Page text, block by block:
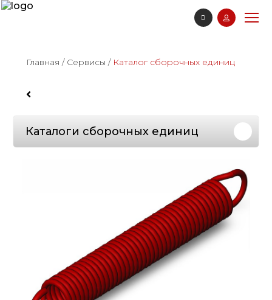
Главная / Сервисы / Каталог сборочных единиц
Каталоги сборочных единиц